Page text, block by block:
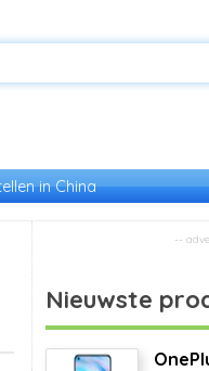
in China
Nieuwste